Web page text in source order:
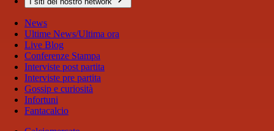
News
Ultime News/Ultima ora
Live Blog
Conferenze Stampa
Interviste post partita
Interviste pre partita
Gossip e curiosità
Infortuni
Fantacalcio